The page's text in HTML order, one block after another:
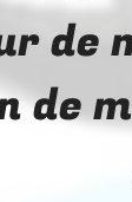
de
de